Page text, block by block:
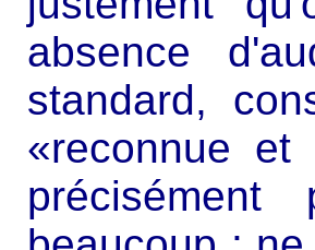
absence
standard,
«reconnue et